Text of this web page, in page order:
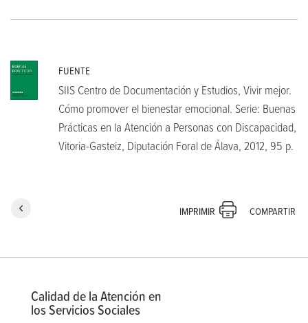
FUENTE
SIIS Centro de Documentación y Estudios, Vivir mejor.
Cómo promover el bienestar emocional. Serie: Buenas
Prácticas en la Atención a Personas con Discapacidad,
Vitoria-Gasteiz, Diputación Foral de Álava, 2012, 95 p.
IMPRIMIR COMPARTIR
Calidad de la Atención en
los Servicios Sociales